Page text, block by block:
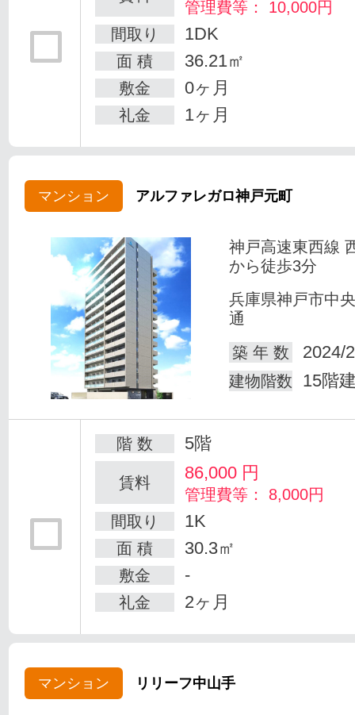
管理費等： 10,000円
間取り
1DK
面 積 36.21㎡
敷金 0ヶ月
礼金 1ヶ月
マンション アルファレガロ神戸元町
神戸高速東西線
から徒歩3分
兵庫県神戸市中
通
築 年 数
2024/
建物階数 15階
階 数 5階
賃料 86,000 円
管理費等： 8,000円
間取り
1K
面 積 30.3㎡
敷金 -
礼金 2ヶ月
マンション リリーフ中山手